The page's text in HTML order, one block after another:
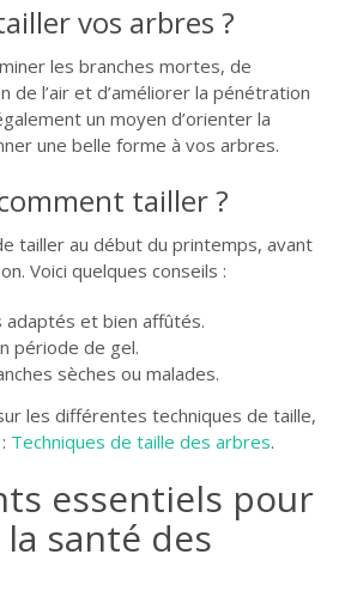
vos arbres ?
les branches mortes, de
de l’air et d’améliorer la pénétration
un moyen d’orienter la
une belle forme à vos arbres.
tailler ?
tailler au début du printemps, avant
Voici quelques conseils :
adaptés et bien affûtés.
période de gel.
sèches ou malades.
les différentes techniques de taille,
Techniques de taille des arbres.
essentiels pour
santé des